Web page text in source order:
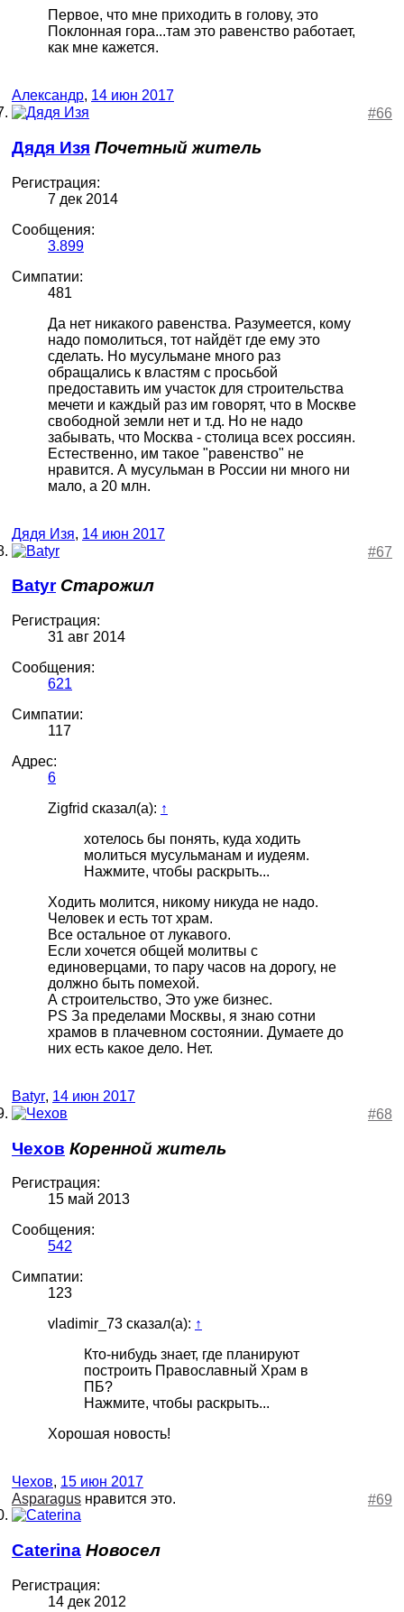
Первое, что мне приходить в голову, это
Поклонная гора...там это равенство работает,
как мне кажется.
Александр, 14 июн 2017
#66
Дядя Изя Почетный житель
Регистрация:
7 дек 2014
Сообщения:
3.899
Симпатии:
481
Да нет никакого равенства. Разумеется, кому
надо помолиться, тот найдёт где ему это
сделать. Но мусульмане много раз
обращались к властям с просьбой
предоставить им участок для строительства
мечети и каждый раз им говорят, что в Москве
свободной земли нет и т.д. Но не надо
забывать, что Москва - столица всех россиян.
Естественно, им такое "равенство" не
нравится. А мусульман в России ни много ни
мало, а 20 млн.
Дядя Изя, 14 июн 2017
#67
Batyr Старожил
Регистрация:
31 авг 2014
Сообщения:
621
Симпатии:
117
Адрес:
6
Zigfrid сказал(а): ↑
хотелось бы понять, куда ходить
молиться мусульманам и иудеям.
Нажмите, чтобы раскрыть...
Ходить молится, никому никуда не надо.
Человек и есть тот храм.
Все остальное от лукавого.
Если хочется общей молитвы с
единоверцами, то пару часов на дорогу, не
должно быть помехой.
А строительство, Это уже бизнес.
PS За пределами Москвы, я знаю сотни
храмов в плачевном состоянии. Думаете до
них есть какое дело. Нет.
Batyr, 14 июн 2017
#68
Чехов Коренной житель
Регистрация:
15 май 2013
Сообщения:
542
Симпатии:
123
vladimir_73 сказал(а): ↑
Кто-нибудь знает, где планируют
построить Православный Храм в
ПБ?
Нажмите, чтобы раскрыть...
Хорошая новость!
Чехов, 15 июн 2017
#69
Asparagus нравится это.
Caterina Новосел
Регистрация:
14 дек 2012